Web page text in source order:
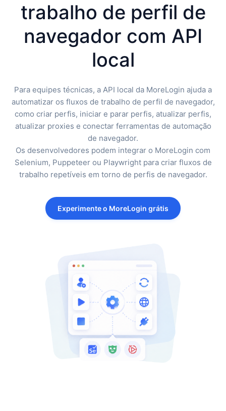
trabalho de perfil de
navegador com API
local
Para equipes técnicas, a API local da MoreLogin ajuda a
automatizar os fluxos de trabalho de perfil de navegador,
como criar perfis, iniciar e parar perfis, atualizar perfis,
atualizar proxies e conectar ferramentas de automação
de navegador.
Os desenvolvedores podem integrar o MoreLogin com
Selenium, Puppeteer ou Playwright para criar fluxos de
trabalho repetíveis em torno de perfis de navegador.
Experimente o MoreLogin grátis